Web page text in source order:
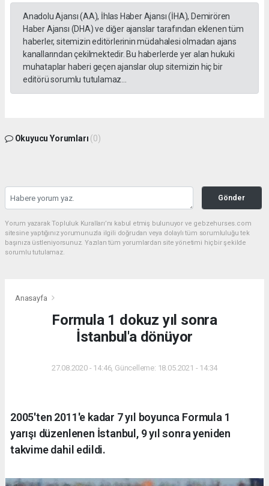
Anadolu Ajansı (AA), İhlas Haber Ajansı (İHA), Demirören
Haber Ajansı (DHA) ve diğer ajanslar tarafından eklenen tüm
haberler, sitemizin editörlerinin müdahalesi olmadan ajans
kanallarından çekilmektedir. Bu haberlerde yer alan hukuki
muhataplar haberi geçen ajanslar olup sitemizin hiç bir
editörü sorumlu tutulamaz...
Okuyucu Yorumları (0)
Gönder
Yorum yazarak Topluluk Kuralları’nı kabul etmiş bulunuyor ve gebzehurses.com
sitesine yaptığınız yorumunuzla ilgili doğrudan veya dolaylı tüm sorumluluğu tek
başınıza üstleniyorsunuz. Yazılan tüm yorumlardan site yönetimi hiçbir şekilde
sorumlu tutulamaz.
Anasayfa
Formula 1 dokuz yıl sonra
İstanbul'a dönüyor
27.08.2020 - 14:46, Güncelleme: 18.05.2021 - 14:34
2005'ten 2011'e kadar 7 yıl boyunca Formula 1
yarışı düzenlenen İstanbul, 9 yıl sonra yeniden
takvime dahil edildi.